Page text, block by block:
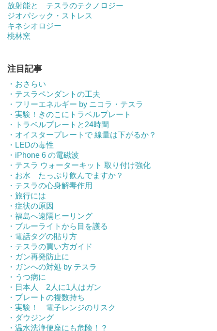
放射能と テスラのテクノロジー
ジオパシック・ストレス
キネシオロジー
桃林窯
注目記事
・おさらい
・テスラペンダントの工夫
・フリーエネルギー by ニコラ・テスラ
・実験！きのこにトラベルプレート
・トラベルプレートと24時間
・オイスタープレートで 線量は下がるか？
・LEDの毒性
・iPhone 6 の電磁波
・テスラ ウォーターキット 取り付け強化
・お水 たっぷり飲んでますか？
・テスラの心身解毒作用
・旅行には
・症状の原因
・福島へ遠隔ヒーリング
・ブルーライトから目を護る
・電話タグの貼り方
・テスラの買い方ガイド
・ガン再発防止に
・ガンへの対処 by テスラ
・うつ病に
・日本人 2人に1人はガン
・プレートの複数持ち
・実験！ 電子レンジのリスク
・ダウジング
・温水洗浄便座にも危険！？